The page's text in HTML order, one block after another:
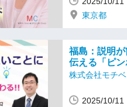
東京都
福島：説明
伝える「ピ
株式会社モチ
2025/10/11